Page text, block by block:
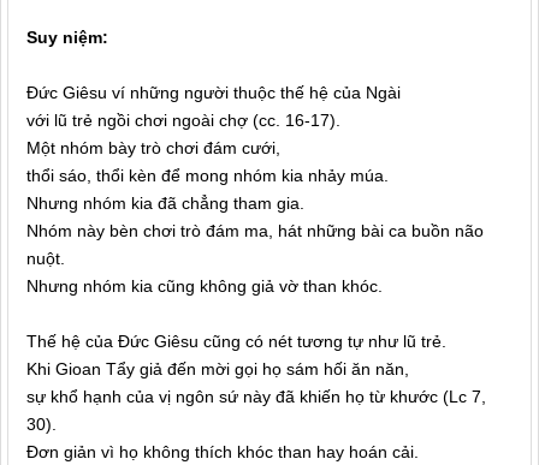
Suy niệm:
Đức Giêsu ví những người thuộc thế hệ của Ngài
với lũ trẻ ngồi chơi ngoài chợ (cc. 16-17).
Một nhóm bày trò chơi đám cưới,
thổi sáo, thổi kèn để mong nhóm kia nhảy múa.
Nhưng nhóm kia đã chẳng tham gia.
Nhóm này bèn chơi trò đám ma, hát những bài ca buồn não
nuột.
Nhưng nhóm kia cũng không giả vờ than khóc.
Thế hệ của Đức Giêsu cũng có nét tương tự như lũ trẻ.
Khi Gioan Tẩy giả đến mời gọi họ sám hối ăn năn,
sự khổ hạnh của vị ngôn sứ này đã khiến họ từ khước (Lc 7,
30).
Đơn giản vì họ không thích khóc than hay hoán cải.